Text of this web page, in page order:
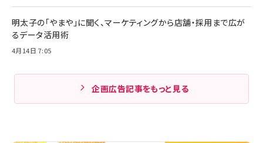
明太子の「やまや」に聞く、マーケティングから店舗・採用まで広が
るデータ活用術
4月14日 7:05
企画広告記事をもっと見る